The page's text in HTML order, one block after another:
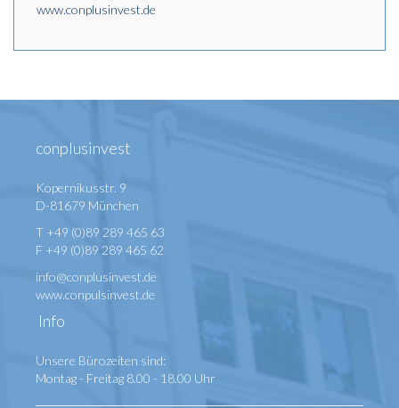
www.conplusinvest.de
conplusinvest
Kopernikusstr. 9
D-81679 München
T +49 (0)89 289 465 63
F +49 (0)89 289 465 62
info@conplusinvest.de
www.conpulsinvest.de
Info
Unsere Bürozeiten sind:
Montag - Freitag 8.00 - 18.00 Uhr